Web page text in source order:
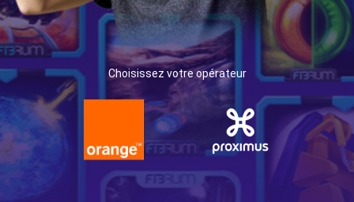
Choisissez votre opérateur